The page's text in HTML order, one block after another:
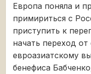
Европа поняла и
примириться с
приступить к
начать переход от
евроазиатскому
бенефиса